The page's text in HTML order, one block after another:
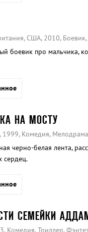
США, 2010,
боевик про мальчика,
НА МОСТУ
Комедия, Мелодрама
черно-белая лента,
сердец.
СЕМЕЙКИ
Комедия, Триллер,